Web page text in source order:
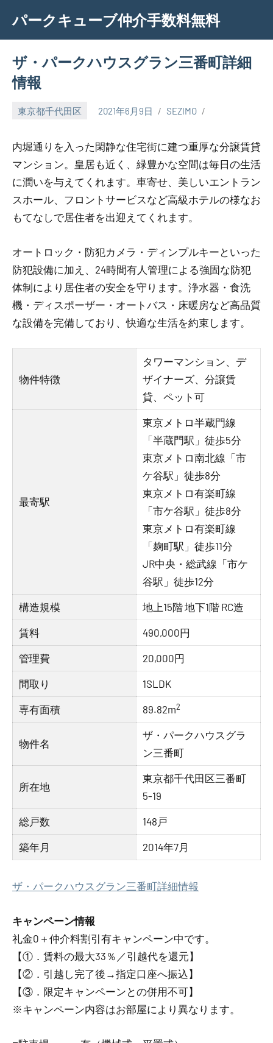
content
パークキューブ仲介手数料無料
ザ・パークハウスグラン三番町詳細
情報
東京都千代田区 2021年6月9日 SEZIMO
内堀通りを入った閑静な住宅街に建つ重厚な分譲賃貸
マンション。皇居も近く、緑豊かな空間は毎日の生活
に潤いを与えてくれます。車寄せ、美しいエントラン
スホール、フロントサービスなど高級ホテルの様なお
もてなしで居住者を出迎えてくれます。
オートロック・防犯カメラ・ディンプルキーといった
防犯設備に加え、24時間有人管理による強固な防犯
体制により居住者の安全を守ります。浄水器・食洗
機・ディスポーザー・オートバス・床暖房など高品質
な設備を完備しており、快適な生活を約束します。
物件特徴
タワーマンション、デ
ザイナーズ、分譲賃
貸、ペット可
最寄駅
東京メトロ半蔵門線
「半蔵門駅」徒歩5分
東京メトロ南北線「市
ケ谷駅」徒歩8分
東京メトロ有楽町線
「市ケ谷駅」徒歩8分
東京メトロ有楽町線
「麹町駅」徒歩11分
JR中央・総武線「市ケ
谷駅」徒歩12分
構造規模 地上15階 地下1階 RC造
賃料 490,000円
管理費 20,000円
間取り 1SLDK
専有面積 89.82m2
物件名
ザ・パークハウスグラ
ン三番町
所在地
東京都千代田区三番町
5-19
総戸数 148戸
築年月 2014年7月
ザ・パークハウスグラン三番町詳細情報
キャンペーン情報
礼金0 ＋ 仲介料割引有キャンペーン中です。
【①．賃料の最大33％／引越代を還元】
【②．引越し完了後→指定口座へ振込】
【③．限定キャンペーンとの併用不可】
※キャンペーン内容はお部屋により異なります。